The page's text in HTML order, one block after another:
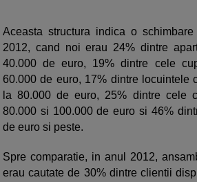
Aceasta structura indica o
2012, cand noi erau 24% dintre
40.000 de euro, 19% dintre cele
60.000 de euro, 17% dintre locuintele
la 80.000 de euro, 25% dintre cele
80.000 si 100.000 de euro si 46%
de euro si peste.
Spre comparatie, in anul 2012,
erau cautate de 30% dintre clientii